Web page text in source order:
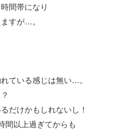
間帯になり
すが…。
ている感じは無い…。
だけかもしれないし！
間以上過ぎてからも